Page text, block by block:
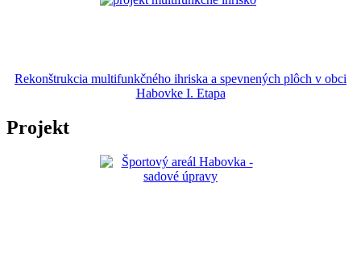
Rekonštrukcia multifunkčného ihriska a spevnených plôch v obci
Habovke I. Etapa
Projekt